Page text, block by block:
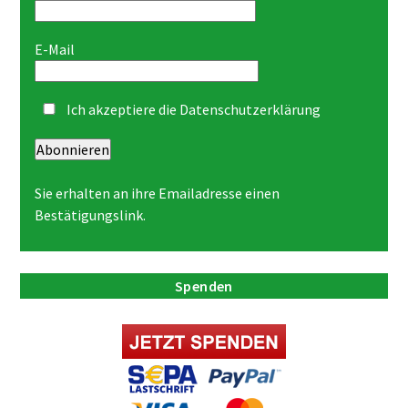
E-Mail
Ich akzeptiere die Datenschutzerklärung
Abonnieren
Sie erhalten an ihre Emailadresse einen
Bestätigungslink.
Spenden